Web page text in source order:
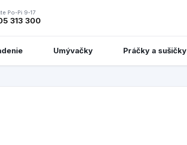
Po-Pi 9-17
313 300
Umývačky Práčky a sušičky